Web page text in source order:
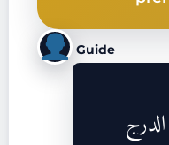
Guide